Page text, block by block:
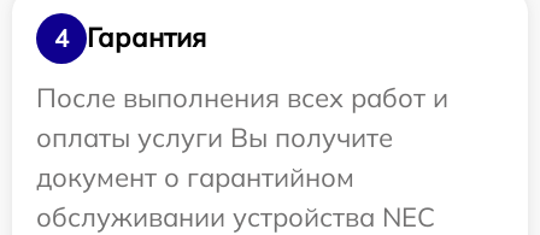
4
Гарантия
После выполнения всех работ и
оплаты услуги Вы получите
документ о гарантийном
обслуживании устройства NEC